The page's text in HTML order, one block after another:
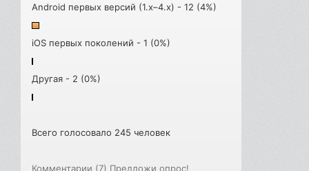
Android первых версий (1.x–4.x) - 12 (4%)
iOS первых поколений - 1 (0%)
Другая - 2 (0%)
Всего голосовало 245 человек
Комментарии (7) Предложи опрос!